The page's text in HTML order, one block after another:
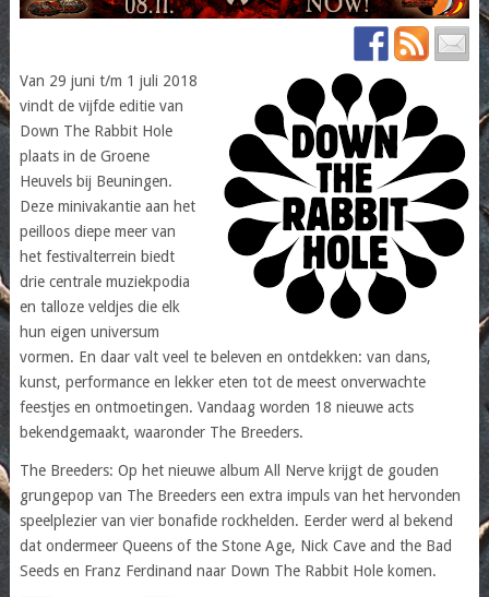
Van 29 juni t/m 1 juli 2018
vindt de vijfde editie van
Down The Rabbit Hole
plaats in de Groene
Heuvels bij Beuningen.
Deze minivakantie aan het
peilloos diepe meer van
het festivalterrein biedt
drie centrale muziekpodia
en talloze veldjes die elk
hun eigen universum
vormen. En daar valt veel te beleven en ontdekken: van dans,
kunst, performance en lekker eten tot de meest onverwachte
feestjes en ontmoetingen. Vandaag worden 18 nieuwe acts
bekendgemaakt, waaronder The Breeders.
The Breeders: Op het nieuwe album All Nerve krijgt de gouden
grungepop van The Breeders een extra impuls van het hervonden
speelplezier van vier bonafide rockhelden. Eerder werd al bekend
dat ondermeer Queens of the Stone Age, Nick Cave and the Bad
Seeds en Franz Ferdinand naar Down The Rabbit Hole komen.